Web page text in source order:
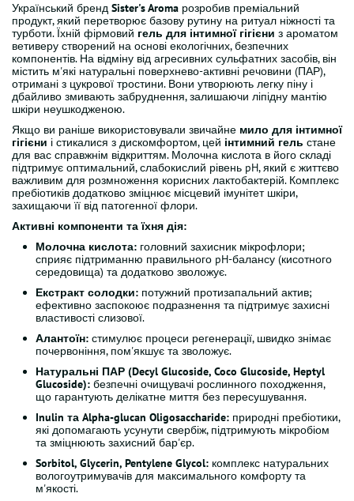
Український бренд Sister's Aroma розробив преміальний
продукт, який перетворює базову рутину на ритуал ніжності та
турботи. Їхній фірмовий гель для інтимної гігієни з ароматом
ветиверу створений на основі екологічних, безпечних
компонентів. На відміну від агресивних сульфатних засобів, він
містить м'які натуральні поверхнево-активні речовини (ПАР),
отримані з цукрової тростини. Вони утворюють легку піну і
дбайливо змивають забруднення, залишаючи ліпідну мантію
шкіри неушкодженою.
Якщо ви раніше використовували звичайне мило для інтимної
гігієни і стикалися з дискомфортом, цей інтимний гель стане
для вас справжнім відкриттям. Молочна кислота в його складі
підтримує оптимальний, слабокислий рівень pH, який є життєво
важливим для розмноження корисних лактобактерій. Комплекс
пребіотиків додатково зміцнює місцевий імунітет шкіри,
захищаючи її від патогенної флори.
Активні компоненти та їхня дія:
Молочна кислота: головний захисник мікрофлори;
сприяє підтриманню правильного pH-балансу (кисотного
середовища) та додатково зволожує.
Екстракт солодки: потужний протизапальний актив;
ефективно заспокоює подразнення та підтримує захисні
властивості слизової.
Алантоїн: стимулює процеси регенерації, швидко знімає
почервоніння, пом'якшує та зволожує.
Натуральні ПАР (Decyl Glucoside, Coco Glucoside, Heptyl
Glucoside): безпечні очищувачі рослинного походження,
що гарантують делікатне миття без пересушування.
Inulin та Alpha-glucan Oligosaccharide: природні пребіотики,
які допомагають усунути свербіж, підтримують мікробіом
та зміцнюють захисний бар'єр.
Sorbitol, Glycerin, Pentylene Glycol: комплекс натуральних
вологоутримувачів для максимального комфорту та
м'якості.